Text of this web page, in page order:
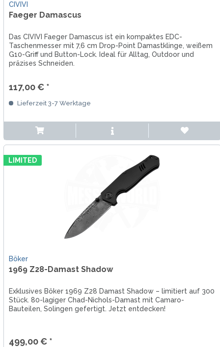
CIVIVI
Faeger Damascus
Das CIVIVI Faeger Damascus ist ein kompaktes EDC-
Taschenmesser mit 7,6 cm Drop-Point Damastklinge, weißem
G10-Griff und Button-Lock. Ideal für Alltag, Outdoor und
präzises Schneiden.
117,00 € *
Lieferzeit 3-7 Werktage
LIMITED
Böker
1969 Z28-Damast Shadow
Exklusives Böker 1969 Z28 Damast Shadow – limitiert auf 300
Stück. 80-lagiger Chad-Nichols-Damast mit Camaro-
Bauteilen, Solingen gefertigt. Jetzt entdecken!
499,00 € *